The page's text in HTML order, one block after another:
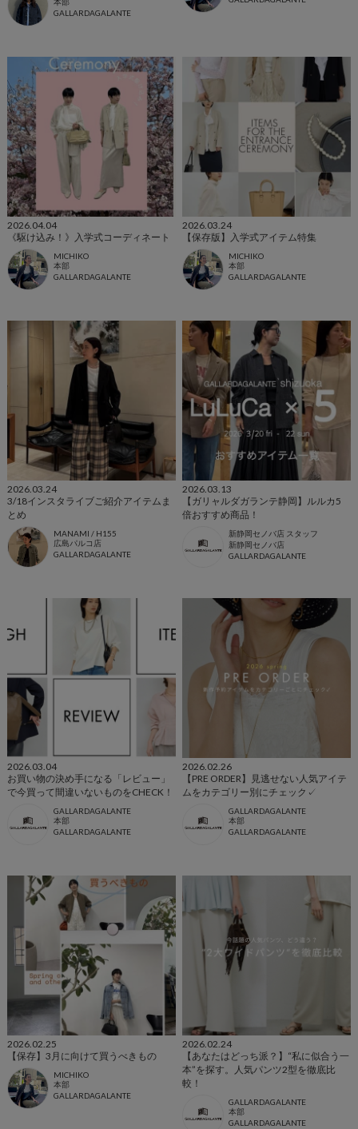
GALLARDAGALANTE
2026.04.04
《駆け込み！》入学式コーディネート
MICHIKO
本部
GALLARDAGALANTE
2026.03.24
【保存版】入学式アイテム特集
MICHIKO
本部
GALLARDAGALANTE
2026.03.24
3/18インスタライブご紹介アイテムま
とめ
MANAMI / H155
広島パルコ店
GALLARDAGALANTE
2026.03.13
【ガリャルダガランテ静岡】ルルカ5
倍おすすめ商品！
新静岡セノバ店 スタッフ
新静岡セノバ店
GALLARDAGALANTE
2026.03.04
お買い物の決め手になる「レビュー」
で今買って間違いないものをCHECK！
GALLARDAGALANTE
本部
GALLARDAGALANTE
2026.02.26
【PRE ORDER】見逃せない人気アイテ
ムをカテゴリー別にチェック✓
GALLARDAGALANTE
本部
GALLARDAGALANTE
2026.02.25
【保存】3月に向けて買うべきもの
MICHIKO
本部
GALLARDAGALANTE
2026.02.24
【あなたはどっち派？】“私に似合う一
本”を探す。人気パンツ2型を徹底比
較！
GALLARDAGALANTE
本部
GALLARDAGALANTE